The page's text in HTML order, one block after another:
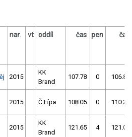
nar. vt oddíl čas pen čas
2015
KK
Brand
107.78 0 106.81
2015 Č.Lípa 108.05 0 110.28
2015
KK
Brand
121.65 4 121.02